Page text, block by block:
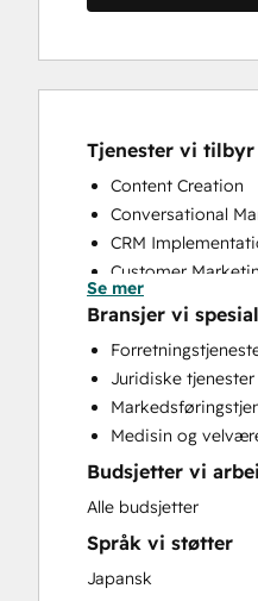
Tjenester vi tilbyr
Content Creation
Conversational
CRM
Customer
Customer Survey
Email Marketing
Full Inbound
Paid Advertising
Programmable
Se mer
Bransjer vi
Juridiske tjenester
Medisin og
Budsjetter vi
Alle budsjetter
Språk vi støtter
Japansk